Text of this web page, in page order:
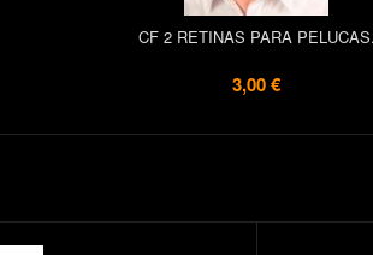
CF 2 RETINAS PARA
3,00 €